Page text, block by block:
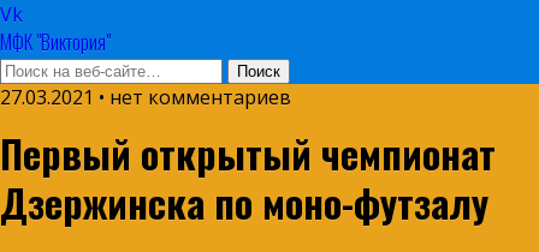
Vk
МФК "Виктория"
27.03.2021 • нет комментариев
Первый открытый чемпионат
Дзержинска по моно-футзалу